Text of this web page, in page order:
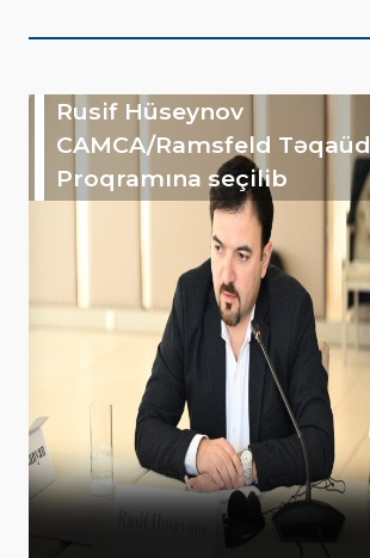
Rusif Hüseynov
CAMCA/Ramsfeld Təqaüd
Proqramına seçilib